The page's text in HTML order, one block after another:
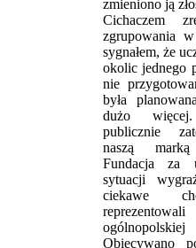
zmieniono ją
Cichaczem
zgrupowania
sygnałem, że
okolic jednego
nie
była
dużo
publicznie
naszą
Fundacja za
sytuacji
ciekawe
Obiecywano